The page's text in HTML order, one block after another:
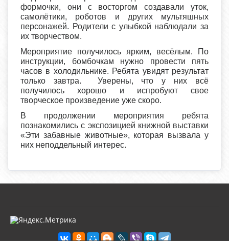
формочки, они с восторгом создавали уток,
самолётики, роботов и других мультяшных
персонажей. Родители с улыбкой наблюдали за
их творчеством.
Мероприятие получилось ярким, весёлым. По
инструкции, бомбочкам нужно провести пять
часов в холодильнике. Ребята увидят результат
только завтра. Уверены, что у них всё
получилось хорошо и испробуют свое
творческое произведение уже скоро.
В продолжении мероприятия ребята
познакомились с экспозицией книжной выставки
«Эти забавные животные», которая вызвала у
них неподдельный интерес.